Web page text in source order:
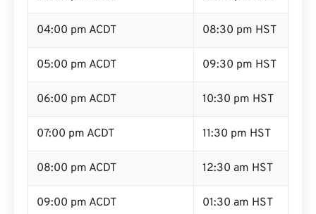
04:00 pm ACDT 08:30 pm HST
05:00 pm ACDT 09:30 pm HST
06:00 pm ACDT 10:30 pm HST
07:00 pm ACDT 11:30 pm HST
08:00 pm ACDT 12:30 am HST
09:00 pm ACDT 01:30 am HST